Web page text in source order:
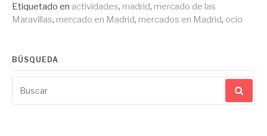
Etiquetado en actividades, madrid, mercado de las
Maravillas, mercado en Madrid, mercados en Madrid, ocio
BÚSQUEDA
por: